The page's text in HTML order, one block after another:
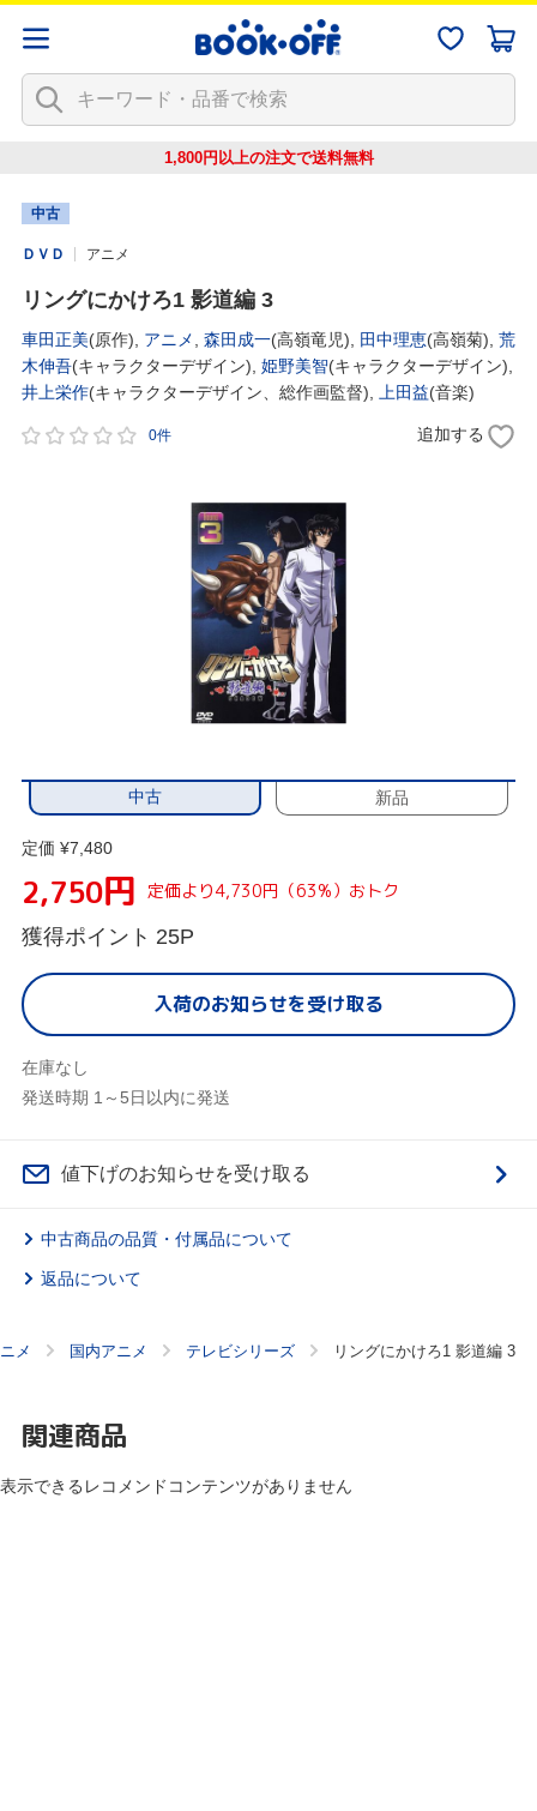
1,800円以上の注文で送料無料
中古
ＤＶＤ アニメ
リングにかけろ1 影道編 3
車田正美(原作), アニメ 森田成一(高嶺竜児), 田中理恵(高嶺菊), 荒
木伸吾(キャラクターデザイン), 姫野美智(キャラクターデザイン),
井上栄作(キャラクターデザイン、総作画監督), 上田益(音楽)
0件 追加する
中古 新品
定価 ¥7,480
2,750円 定価より4,730円（63%）おトク
獲得ポイント 25P
入荷のお知らせを受け取る
在庫なし
発送時期 1～5日以内に発送
値下げのお知らせを受け取る
中古商品の品質・付属品について
返品について
メ 国内アニメ テレビシリーズ リングにかけろ1 影道編 3
関連商品
表示できるレコメンドコンテンツがありません